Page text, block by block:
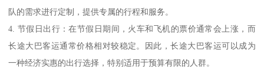
队的需求进行定制，提供专属的行程和服务。
4. 节假日出行：在节假日期间，火车和飞机的票价通常会上涨，而
长途大巴客运通常价格相对较稳定。因此，长途大巴客运可以成为
一种经济实惠的出行选择，特别适用于预算有限的人群。